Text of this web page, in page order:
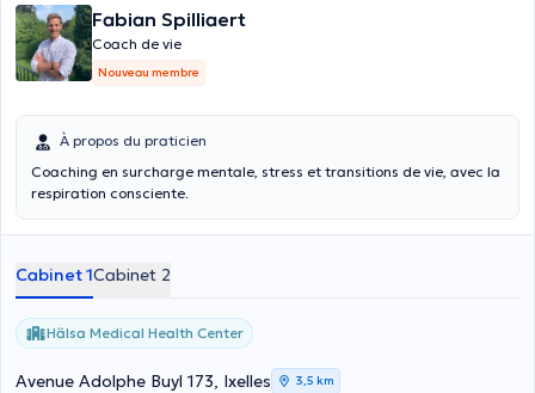
Fabian Spilliaert
Coach de vie
Nouveau membre
À propos du praticien
Coaching en surcharge mentale, stress et transitions de vie, avec la
respiration consciente.
Cabinet 1Cabinet 2
Hälsa Medical Health Center
Avenue Adolphe Buyl 173, Ixelles 3,5 km